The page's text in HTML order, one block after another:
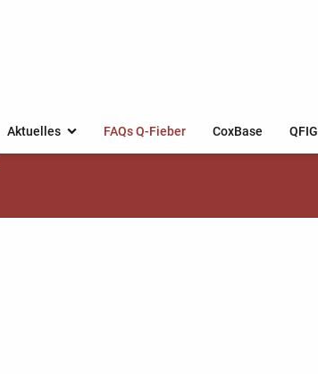
Aktuelles FAQs Q-Fieber CoxBase QFIG